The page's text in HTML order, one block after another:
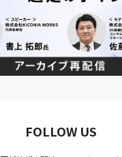
FOLLOW US